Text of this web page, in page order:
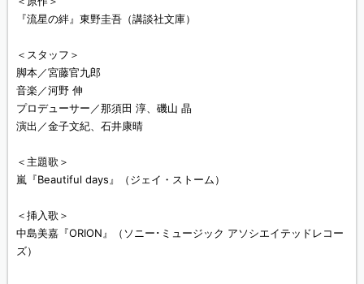
『流星の絆』東野圭吾（講談社文庫）
＜スタッフ＞
脚本／宮藤官九郎
音楽／河野 伸
プロデューサー／那須田 淳、磯山 晶
演出／金子文紀、石井康晴
＜主題歌＞
嵐『Beautiful days』（ジェイ・ストーム）
＜挿入歌＞
中島美嘉『ORION』（ソニー･ミュージック アソシエイテッドレコー
ズ）